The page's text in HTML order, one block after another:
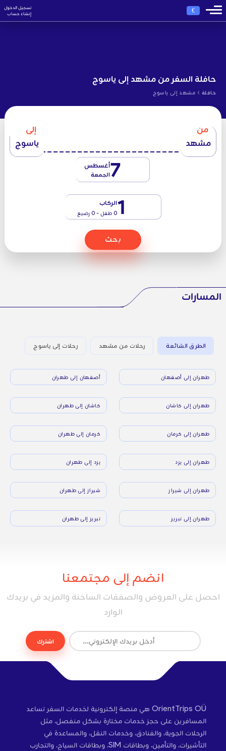
€
تسجيل الدخول
إنشاء حساب
حافلة السفر من مشهد إلى ياسوج
حافلة › مشهد إلى ياسوج
من
مشهد
إلى
ياسوج
7أغسطس
الجمعة
1الركاب
0 طفل - 0 رضيع
بحث
المسارات
الطرق الشائعة رحلات من مشهد رحلات إلى ياسوج
طهران إلى أصفهان أصفهان إلى طهران
طهران إلى كاشان كاشان إلى طهران
طهران إلى كرمان كرمان إلى طهران
طهران إلى يزد يزد إلى طهران
طهران إلى شيراز شيراز إلى طهران
طهران إلى تبريز تبريز إلى طهران
انضم إلى مجتمعنا
احصل على العروض والصفقات الساخنة والمزيد في بريدك
الوارد
اشترك
OrientTrips OÜ هي منصة إلكترونية لخدمات السفر تساعد
المسافرين على حجز خدمات مختارة بشكل منفصل، مثل
الرحلات الجوية، والفنادق، وخدمات النقل، والمساعدة في
التأشيرات، والتأمين، وبطاقات SIM، وبطاقات السياح، والتجارب